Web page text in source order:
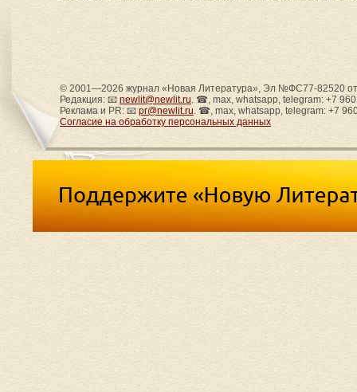
© 2001—2026 журнал «Новая Литература», Эл №ФС77-82520
Редакция: 📧 newlit@newlit.ru. ☎, max, whatsapp, telegram: +7
Реклама и PR: 📧 pr@newlit.ru. ☎, max, whatsapp, telegram: +7
Согласие на обработку персональных данных